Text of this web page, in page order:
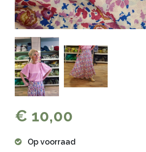
€ 10,00
Op voorraad